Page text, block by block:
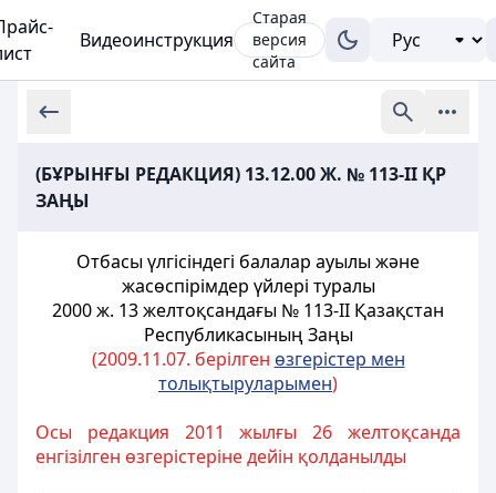
Видеоинструкция
Старая
версия
сайта
(БҰРЫНҒЫ РЕДАКЦИЯ) 13.12.00 Ж. № 113-ІІ ҚР
ЗАҢЫ
Отбасы үлгiсіндегі балалар ауылы және
жасөспiрiмдер үйлерi туралы
2000 ж. 13 желтоқсандағы № 113-ІІ Қазақстан
Республикасының Заңы
(2009.11.07. берілген өзгерістер мен
толықтыруларымен)
Осы редакция 2011 жылғы 26 желтоқсанда
енгізілген өзгерістеріне дейін қолданылды